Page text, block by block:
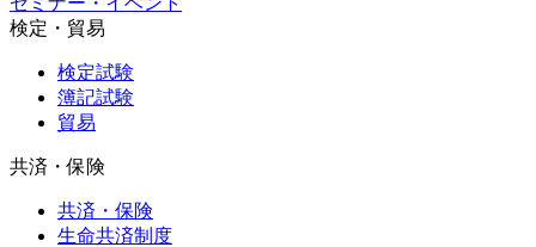
検定・貿易
検定試験
簿記試験
貿易
共済・保険
共済・保険
生命共済制度